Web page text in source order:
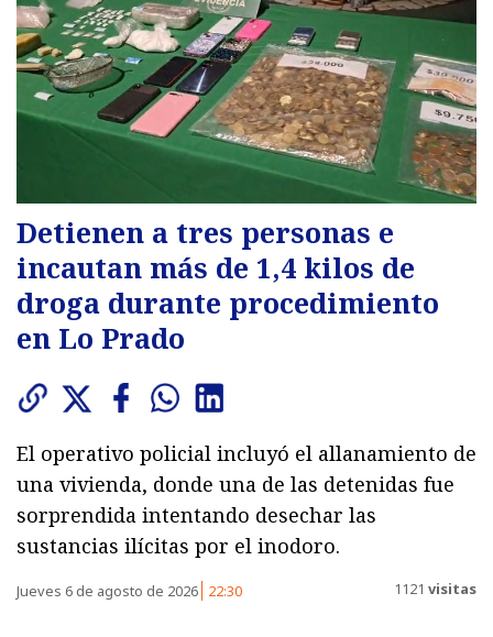
Detienen a tres personas e
incautan más de 1,4 kilos de
droga durante procedimiento
en Lo Prado
El operativo policial incluyó el allanamiento de
una vivienda, donde una de las detenidas fue
sorprendida intentando desechar las
sustancias ilícitas por el inodoro.
Jueves 6 de agosto de 2026 22:30 1121 visitas